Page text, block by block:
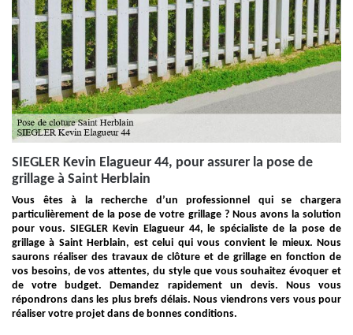
SIEGLER Kevin Elagueur 44, pour assurer la pose de
grillage à Saint Herblain
Vous êtes à la recherche d’un professionnel qui se chargera
particulièrement de la pose de votre grillage ? Nous avons la solution
pour vous. SIEGLER Kevin Elagueur 44, le spécialiste de la pose de
grillage à Saint Herblain, est celui qui vous convient le mieux. Nous
saurons réaliser des travaux de clôture et de grillage en fonction de
vos besoins, de vos attentes, du style que vous souhaitez évoquer et
de votre budget. Demandez rapidement un devis. Nous vous
répondrons dans les plus brefs délais. Nous viendrons vers vous pour
réaliser votre projet dans de bonnes conditions.